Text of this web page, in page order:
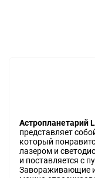
Астропланетарий
представляет
который
лазером и
и поставляется с
Завораживающие